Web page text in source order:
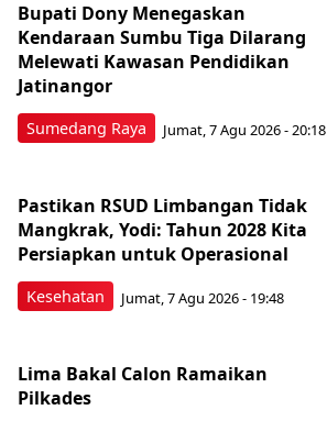
Sumedang Raya
Bupati Dony Menegaskan
Kendaraan Sumbu Tiga Dilarang
Melewati Kawasan Pendidikan
Jatinangor
Jumat, 7 Agu 2026 - 20:18
Kesehatan
Pastikan RSUD Limbangan Tidak
Mangkrak, Yodi: Tahun 2028 Kita
Persiapkan untuk Operasional
Jumat, 7 Agu 2026 - 19:48
Lima Bakal Calon Ramaikan
Pilkades